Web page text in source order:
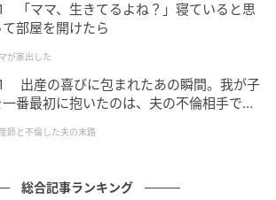
「ママ、生きてるよね？」寝ていると思
て部屋を開けたら
が家出した
出産の喜びに包まれたあの瞬間。我が子
一番最初に抱いたのは、夫の不倫相手でし
師と不倫した夫の末路
総合記事ランキング